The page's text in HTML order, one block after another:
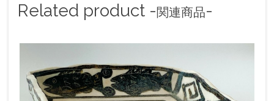
Related product -関連商品-